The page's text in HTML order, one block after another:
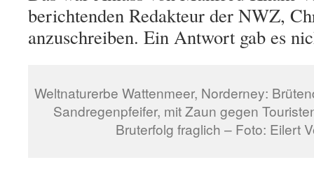
berichtenden Redakteur der NWZ,
anzuschreiben. Ein Antwort gab es
Weltnaturerbe Wattenmeer, Norderney:
Sandregenpfeifer, mit Zaun gegen
Bruterfolg fraglich – Foto: Eilert